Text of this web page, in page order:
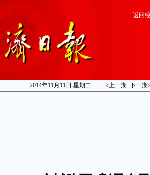
返回
2014年11月11日 星期二 上一期 下一期